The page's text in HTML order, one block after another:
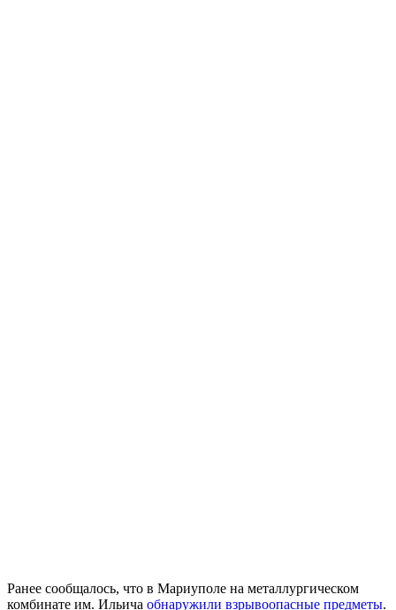
Ранее сообщалось, что в Мариуполе на металлургическом
комбинате им. Ильича обнаружили взрывоопасные предметы.